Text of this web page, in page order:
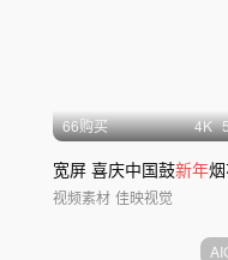
66购买 4K
宽屏 喜庆中国鼓新年烟花锣鼓
视频素材 佳映视觉